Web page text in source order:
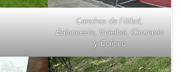
Canchas de Fútbol,
Baloncesto, Voleibol, Gimnasio
y Coliseo